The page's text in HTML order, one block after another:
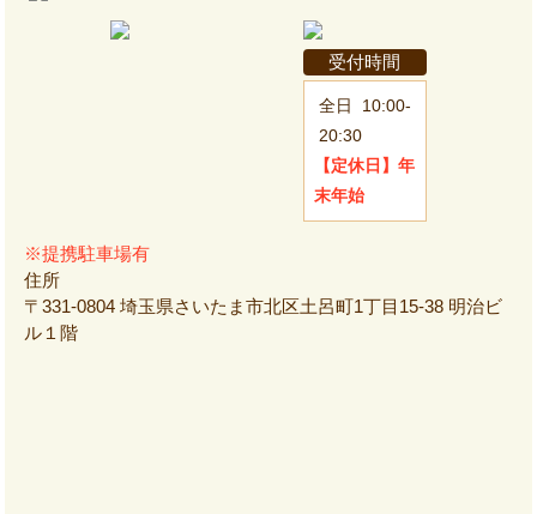
受付時間
全日
10:00-
20:30
【定休日】 年
末年始
※提携駐車場有
住所
〒331-0804 埼玉県さいたま市北区土呂町1丁目15-38 明治ビ
ル１階